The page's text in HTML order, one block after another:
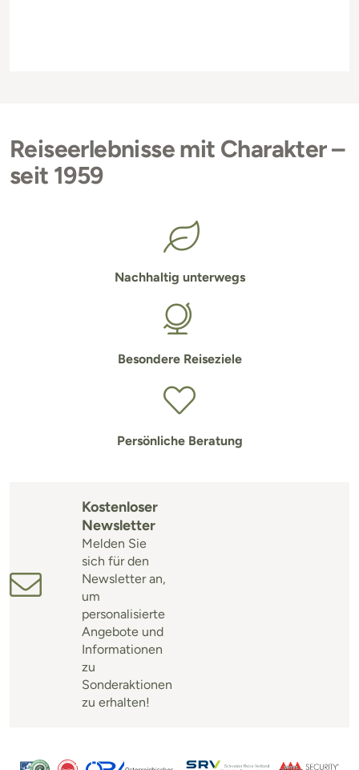
Reiseerlebnisse mit Charakter –
seit 1959
Nachhaltig unterwegs
Besondere Reiseziele
Persönliche Beratung
Kostenloser
Newsletter
Melden Sie
sich für den
Newsletter an,
um
personalisierte
Angebote und
Informationen
zu
Sonderaktionen
zu erhalten!